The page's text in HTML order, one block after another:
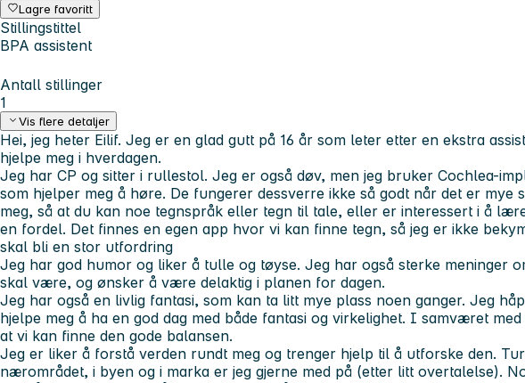
Lagre favoritt
Stillingstittel
BPA assistent
Antall stillinger
1
Vis flere detaljer
Hei, jeg heter Eilif. Jeg er en glad gutt på 16 år som leter etter en ekstra
hjelpe meg i hverdagen.
Jeg har CP og sitter i rullestol. Jeg er også døv, men jeg bruker Cochlea-
som hjelper meg å høre. De fungerer dessverre ikke så godt når det er mye
meg, så at du kan noe tegnspråk eller tegn til tale, eller er interessert i å
en fordel. Det finnes en egen app hvor vi kan finne tegn, så jeg er ikke
skal bli en stor utfordring
Jeg har god humor og liker å tulle og tøyse. Jeg har også sterke meninger
skal være, og ønsker å være delaktig i planen for dagen.
Jeg har også en livlig fantasi, som kan ta litt mye plass noen ganger. Jeg
hjelpe meg å ha en god dag med både fantasi og virkelighet. I samværet
at vi kan finne den gode balansen.
Jeg er liker å forstå verden rundt meg og trenger hjelp til å utforske den.
nærområdet, i byen og i marka er jeg gjerne med på (etter litt overtalelse).